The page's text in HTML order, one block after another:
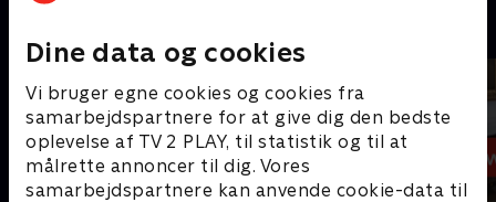
Dine data og cookies
Vi bruger egne cookies og cookies fra
samarbejdspartnere for at give dig den bedste
oplevelse af TV 2 PLAY, til statistik og til at
målrette annoncer til dig. Vores
samarbejdspartnere kan anvende cookie-data til